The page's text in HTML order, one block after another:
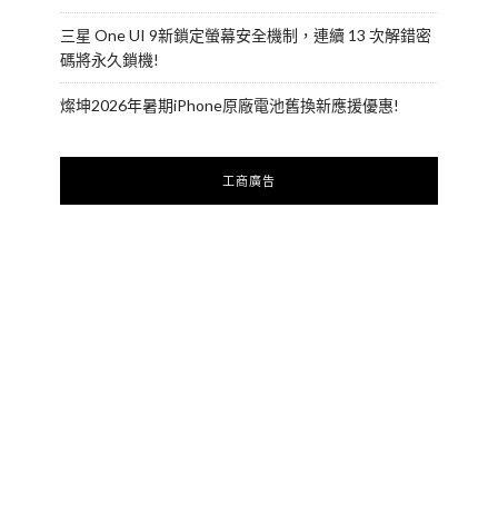
三星 One UI 9新鎖定螢幕安全機制，連續 13 次解錯密
碼將永久鎖機!
燦坤2026年暑期iPhone原廠電池舊換新應援優惠!
工商廣告